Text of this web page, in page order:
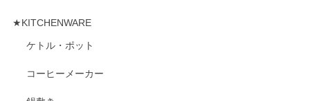
★KITCHENWARE
ケトル・ポット
コーヒーメーカー